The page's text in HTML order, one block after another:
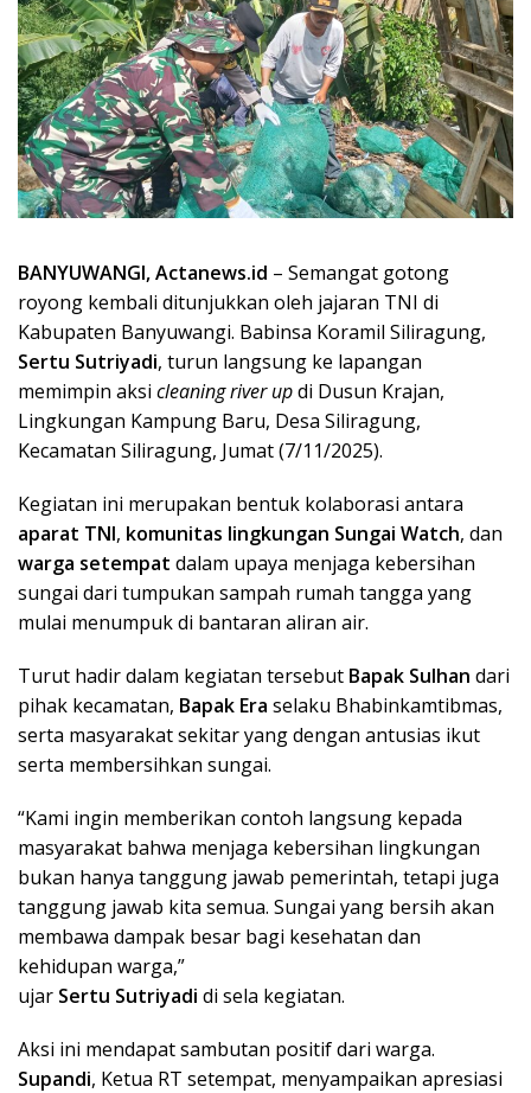
BANYUWANGI, Actanews.id – Semangat gotong
royong kembali ditunjukkan oleh jajaran TNI di
Kabupaten Banyuwangi. Babinsa Koramil Siliragung,
Sertu Sutriyadi, turun langsung ke lapangan
memimpin aksi cleaning river updi Dusun Krajan,
Lingkungan Kampung Baru, Desa Siliragung,
Kecamatan Siliragung, Jumat (7/11/2025).
Kegiatan ini merupakan bentuk kolaborasi antara
aparat TNI, komunitas lingkungan Sungai Watch, dan
warga setempat dalam upaya menjaga kebersihan
sungai dari tumpukan sampah rumah tangga yang
mulai menumpuk di bantaran aliran air.
Turut hadir dalam kegiatan tersebut Bapak Sulhan dari
pihak kecamatan, Bapak Era selaku Bhabinkamtibmas,
serta masyarakat sekitar yang dengan antusias ikut
serta membersihkan sungai.
“Kami ingin memberikan contoh langsung kepada
masyarakat bahwa menjaga kebersihan lingkungan
bukan hanya tanggung jawab pemerintah, tetapi juga
tanggung jawab kita semua. Sungai yang bersih akan
membawa dampak besar bagi kesehatan dan
kehidupan warga,”
ujar Sertu Sutriyadi di sela kegiatan.
Aksi ini mendapat sambutan positif dari warga.
Supandi, Ketua RT setempat, menyampaikan apresiasi